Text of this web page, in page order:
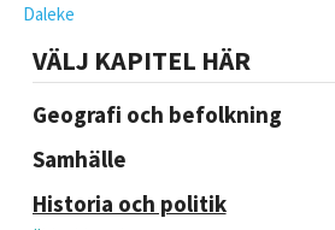
Daleke
VÄLJ KAPITEL HÄR
Geografi och befolkning
Samhälle
Historia och politik